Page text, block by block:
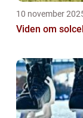
10 november
Viden om